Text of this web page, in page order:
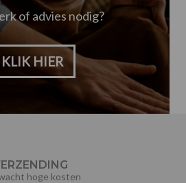
of advies nodig?
KLIK HIER
hoge kosten